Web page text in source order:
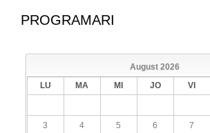
PROGRAMARI
August 2026
LU
MA MI JO VI
3 4 5 6 7